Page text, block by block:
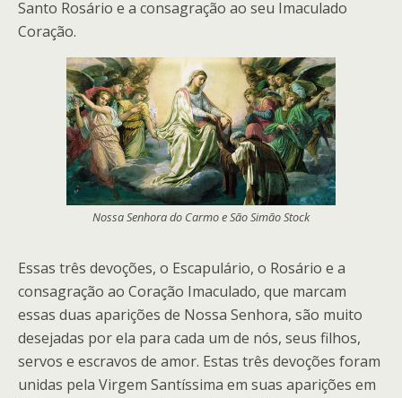
Santo Rosário e a consagração ao seu Imaculado
Coração.
Nossa Senhora do Carmo e São Simão Stock
Essas três devoções, o Escapulário, o Rosário e a
consagração ao Coração Imaculado, que marcam
essas duas aparições de Nossa Senhora, são muito
desejadas por ela para cada um de nós, seus filhos,
servos e escravos de amor. Estas três devoções foram
unidas pela Virgem Santíssima em suas aparições em